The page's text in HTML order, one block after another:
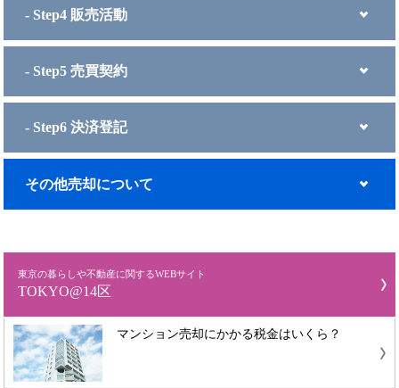
- Step4 販売活動
- Step5 売買契約
- Step6 決済登記
その他売却について
東京の暮らしや不動産に関するWEBサイト
TOKYO@14区
マンション売却にかかる税金はいくら？